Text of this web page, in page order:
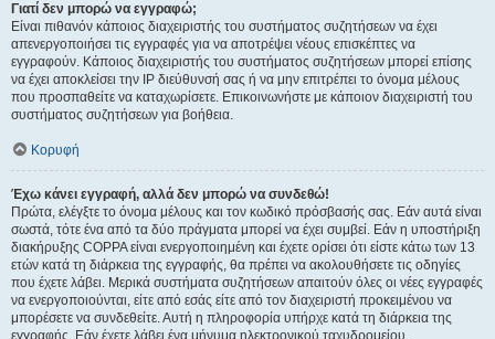
Γιατί δεν μπορώ να εγγραφώ;
Είναι πιθανόν κάποιος διαχειριστής του συστήματος συζητήσεων να έχει
απενεργοποιήσει τις εγγραφές για να αποτρέψει νέους επισκέπτες να
εγγραφούν. Κάποιος διαχειριστής του συστήματος συζητήσεων μπορεί επίσης
να έχει αποκλείσει την IP διεύθυνσή σας ή να μην επιτρέπει το όνομα μέλους
που προσπαθείτε να καταχωρίσετε. Επικοινωνήστε με κάποιον διαχειριστή του
συστήματος συζητήσεων για βοήθεια.
Κορυφή
Έχω κάνει εγγραφή, αλλά δεν μπορώ να συνδεθώ!
Πρώτα, ελέγξτε το όνομα μέλους και τον κωδικό πρόσβασής σας. Εάν αυτά είναι
σωστά, τότε ένα από τα δύο πράγματα μπορεί να έχει συμβεί. Εάν η υποστήριξη
διακήρυξης COPPA είναι ενεργοποιημένη και έχετε ορίσει ότι είστε κάτω των 13
ετών κατά τη διάρκεια της εγγραφής, θα πρέπει να ακολουθήσετε τις οδηγίες
που έχετε λάβει. Μερικά συστήματα συζητήσεων απαιτούν όλες οι νέες εγγραφές
να ενεργοποιούνται, είτε από εσάς είτε από τον διαχειριστή προκειμένου να
μπορέσετε να συνδεθείτε. Αυτή η πληροφορία υπήρχε κατά τη διάρκεια της
εγγραφής. Εάν έχετε λάβει ένα μήνυμα ηλεκτρονικού ταχυδρομείου,